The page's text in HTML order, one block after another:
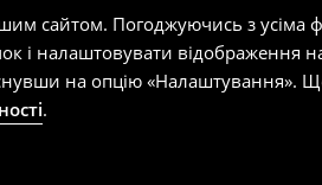
сайтом. Погоджуючись з усіма
і налаштовувати відображення
на опцію «Налаштування».
.